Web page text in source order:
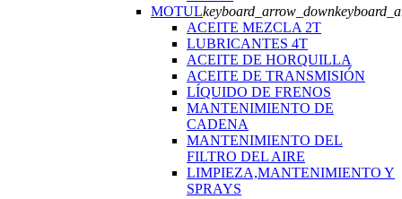
MOTULkeyboard_arrow_down
ACEITE MEZCLA 2T
LUBRICANTES 4T
ACEITE DE HORQUILLA
ACEITE DE TRANSMISIÓN
LÍQUIDO DE FRENOS
MANTENIMIENTO DE
CADENA
MANTENIMIENTO DEL
FILTRO DEL AIRE
LIMPIEZA,MANTENIMIENTO Y
SPRAYS